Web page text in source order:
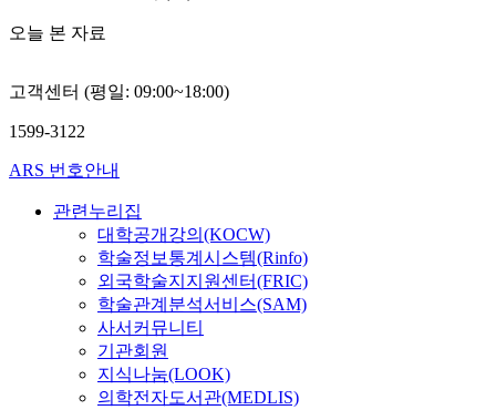
오늘 본 자료
고객센터 (평일: 09:00~18:00)
1599-3122
ARS 번호안내
관련누리집
대학공개강의(KOCW)
학술정보통계시스템(Rinfo)
외국학술지지원센터(FRIC)
학술관계분석서비스(SAM)
사서커뮤니티
기관회원
지식나눔(LOOK)
의학전자도서관(MEDLIS)